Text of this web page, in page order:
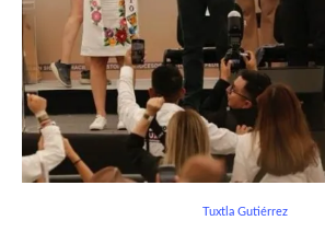
Tuxtla Gutiérrez